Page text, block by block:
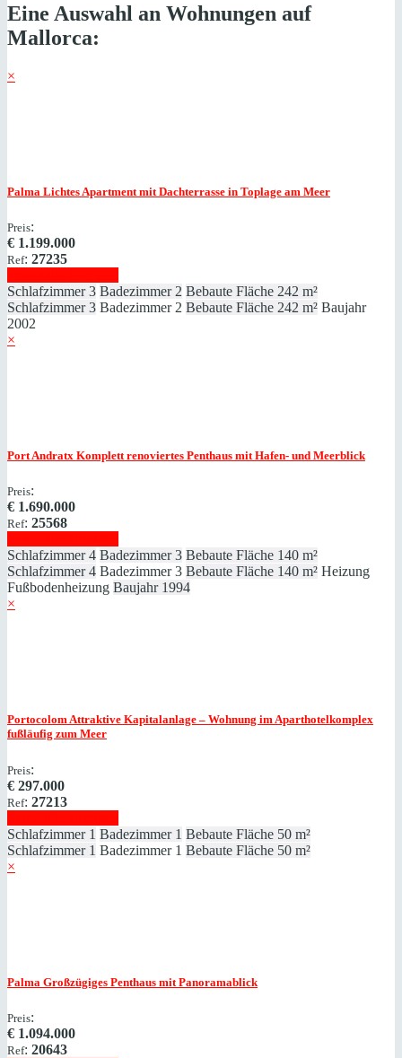
Eine Auswahl an Wohnungen auf
Mallorca:
×
Palma Lichtes Apartment mit Dachterrasse in Toplage am Meer
Preis:
€ 1.199.000
Ref: 27235
Schlafzimmer 3 Badezimmer 2 Bebaute Fläche 242 m²
Schlafzimmer 3 Badezimmer 2 Bebaute Fläche 242 m² Baujahr
2002
×
Port Andratx Komplett renoviertes Penthaus mit Hafen- und Meerblick
Preis:
€ 1.690.000
Ref: 25568
Schlafzimmer 4 Badezimmer 3 Bebaute Fläche 140 m²
Schlafzimmer 4 Badezimmer 3 Bebaute Fläche 140 m² Heizung
Fußbodenheizung Baujahr 1994
×
PortocolomAttraktive Kapitalanlage – Wohnung im Aparthotelkomplex
fußläufig zum Meer
Preis:
€ 297.000
Ref: 27213
Schlafzimmer 1 Badezimmer 1 Bebaute Fläche 50 m²
Schlafzimmer 1 Badezimmer 1 Bebaute Fläche 50 m²
×
Palma Großzügiges Penthaus mit Panoramablick
Preis:
€ 1.094.000
Ref: 20643